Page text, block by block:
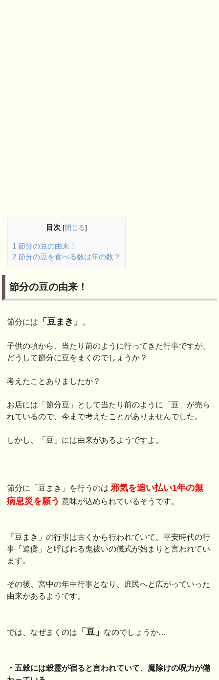
目次 [閉じる]
1 節分の豆の由来！
2 節分の豆を食べる数は年の数？
節分の豆の由来！
節分には 「豆まき」 。
子供の頃から、当たり前のように行ってきた行事ですが、
どうして節分に豆をまくのでしょうか？
考えたことありましたか？
お店には「節分豆」として当たり前のように「豆」が売ら
れているので、今まで考えたことがありませんでした。
しかし、「豆」には由来があるようですよ。
節分に「豆まき」を行うのは邪気を追い払い1年の無
病息災を願う 意味が込められているそうです。
「豆まき」の行事は古くから行われていて、平安時代の行
事「追儺」と呼ばれる鬼祓いの儀式が始まりと言われてい
ます。
その後、宮中の年中行事となり、庶民へと広がっていった
由来があるようです。
では、なぜまくのは 「豆」 なのでしょうか…
・五穀には穀霊が宿ると言われていて、魔除けの呪力が備